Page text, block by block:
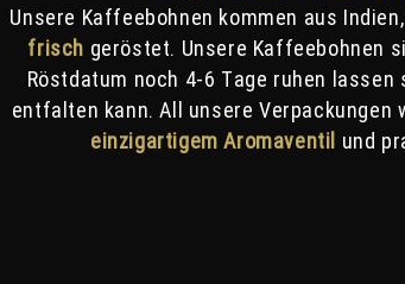
Unsere Kaffeebohnen kommen aus
frisch geröstet. Unsere Kaffeebohnen
Röstdatum noch 4-6 Tage ruhen
entfalten kann. All unsere Verpackungen
einzigartigem Aromaventil und